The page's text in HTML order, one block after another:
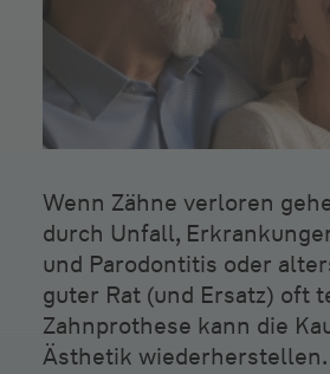
Wenn Zähne verloren
durch Unfall,
und Parodontitis oder
guter Rat (und Ersatz) oft
Zahnprothese kann die
Ästhetik wiederherstellen.